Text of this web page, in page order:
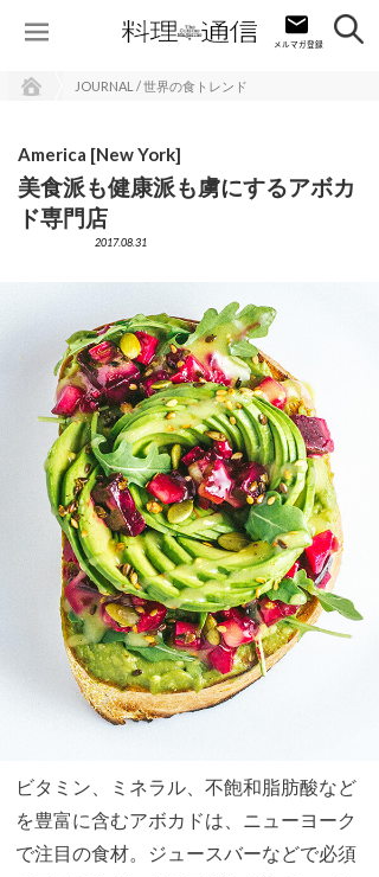
JOURNAL / 世界の食トレンド
America [New York]
美食派も健康派も虜にするアボカ
ド専門店
2017.08.31
ビタミン、ミネラル、不飽和脂肪酸など
を豊富に含むアボカドは、ニューヨーク
で注目の食材。ジュースバーなどで必須